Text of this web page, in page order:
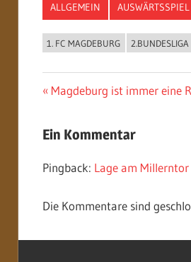
ALLGEMEIN AUSWÄRTSSPIEL
1. FC MAGDEBURG 2.BUNDESLIGA
Vorheriger
Magdeburg ist immer eine
Ein Kommentar
Pingback: Lage am
Die Kommentare sind